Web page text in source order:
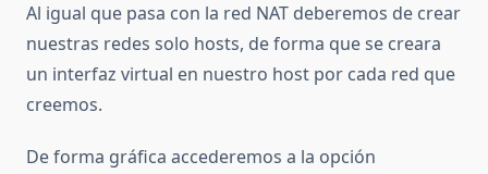
Al igual que pasa con la red NAT deberemos de crear
nuestras redes solo hosts, de forma que se creara
un interfaz virtual en nuestro host por cada red que
creemos.
De forma gráfica accederemos a la opción